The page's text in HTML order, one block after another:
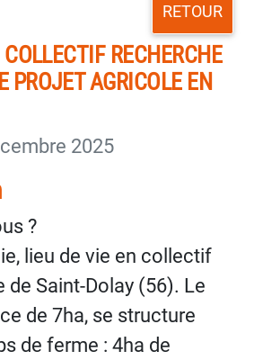
RETOUR
RECHERCHE
PROJET AGRICOLE EN
2025
?
lieu de vie en collectif
de Saint-Dolay (56). Le
de 7ha, se structure
de ferme : 4ha de